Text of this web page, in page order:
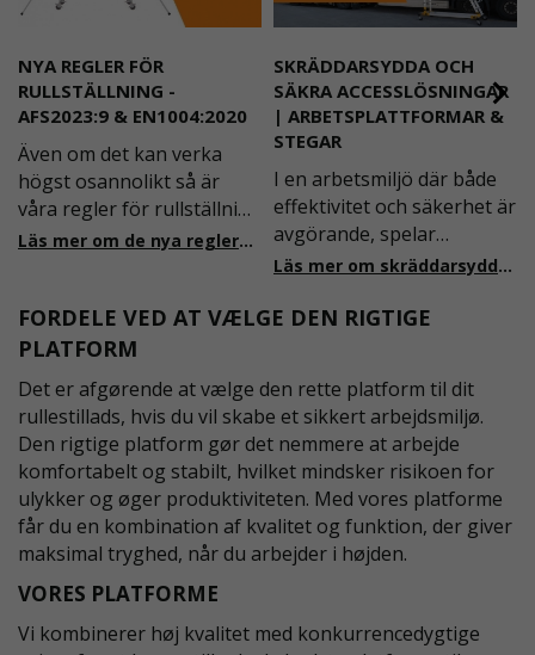
NYA REGLER FÖR
RULLSTÄLLNING -
AFS2023:9 & EN1004:2020
Även om det kan verka
högst osannolikt så är
våra regler för rullställning
i Sverige slappare än de
ändring på. Från och med
2025 träder nya
Sverige gällande
rullställningar, med s
Läs mer om de nya reglerna!
SKRÄDDARSYDDA OCH
SÄKRA ACCESSLÖSNINGAR
| ARBETSPLATTFORMAR &
STEGAR
I en arbetsmiljö där både
effektivitet och säkerhet är
avgörande, spelar
plattformstrappor och
central roll. Dessa
tillgång till olika
arbetsnivåer, samtidigt
som de är anpassningsbar
Läs mer om skräddarsydda accesslösningar!
FORDELE VED AT VÆLGE DEN RIGTIGE
PLATFORM
Det er afgørende at vælge den rette platform til dit
rullestillads, hvis du vil skabe et sikkert arbejdsmiljø.
Den rigtige platform gør det nemmere at arbejde
komfortabelt og stabilt, hvilket mindsker risikoen for
ulykker og øger produktiviteten. Med vores platforme
får du en kombination af kvalitet og funktion, der giver
maksimal tryghed, når du arbejder i højden.
VORES PLATFORME
Vi kombinerer høj kvalitet med konkurrencedygtige